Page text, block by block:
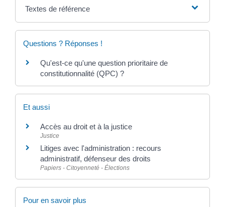
Textes de référence
Questions ? Réponses !
Qu'est-ce qu'une question prioritaire de
constitutionnalité (QPC) ?
Et aussi
Accès au droit et à la justice
Justice
Litiges avec l'administration : recours
administratif, défenseur des droits
Papiers - Citoyenneté - Élections
Pour en savoir plus